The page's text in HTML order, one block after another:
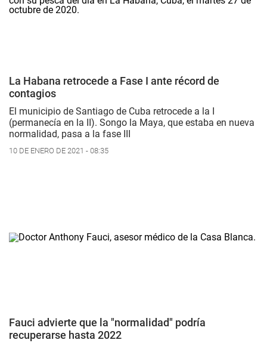
La Habana retrocede a Fase I ante récord de
contagios
El municipio de Santiago de Cuba retrocede a la I
(permanecía en la II). Songo la Maya, que estaba en nueva
normalidad, pasa a la fase III
10 DE ENERO DE 2021 - 08:35
Fauci advierte que la "normalidad" podría
recuperarse hasta 2022